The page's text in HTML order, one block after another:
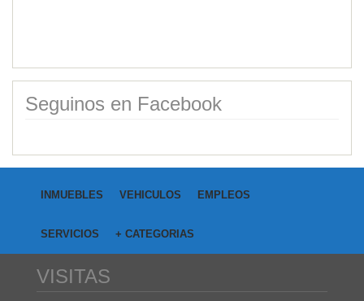
Seguinos en Facebook
INMUEBLES VEHICULOS EMPLEOS
SERVICIOS + CATEGORIAS
VISITAS